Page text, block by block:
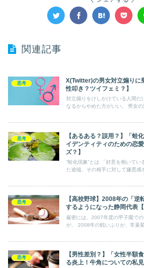
関連記事
思考
X(Twitter)の男女対立煽りに
性叩き？ツイフェミ？】
対立煽りをけしかけている人間
なるからやめた方がいい。 男女の
思考
【あるある？誤用？】「蛙
イデンティティのための恋
ズ？】
“蛙化現象”とは 「好意を抱いて
た途端、その相手に対して嫌悪感
思考
【高校野球】2008年の「逆
するようになった静岡代表【
厳密には、2007年度の甲子園で
が、 2008年の戦いぶりが、常葉菊
思考
【男性差別？】「女性半額
る炎上！牛角についての私見